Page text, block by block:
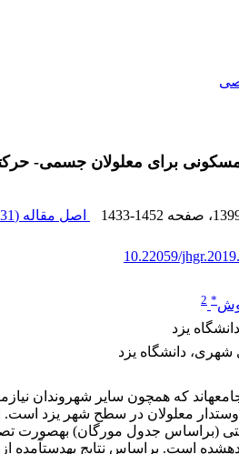
برای معلولان جسمی-
، صفحه 1433-1452 اصل مقاله (M
10.22059/
*
2
یزد
شهری، دانشگاه یزد
که همچون سایر شهروندان
معلولان در سطح شهر یزد